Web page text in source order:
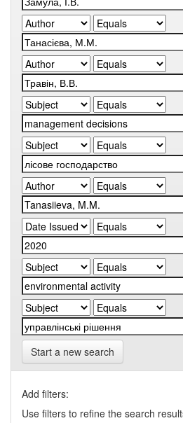
Start a new search
Add filters:
Use filters to refine the search